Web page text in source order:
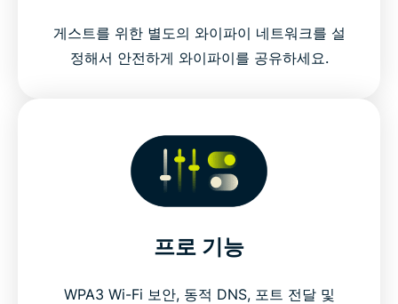
게스트를 위한 별도의 와이파이 네트워크를 설
정해서 안전하게 와이파이를 공유하세요.
프로 기능
WPA3 Wi-Fi 보안, 동적 DNS, 포트 전달 및